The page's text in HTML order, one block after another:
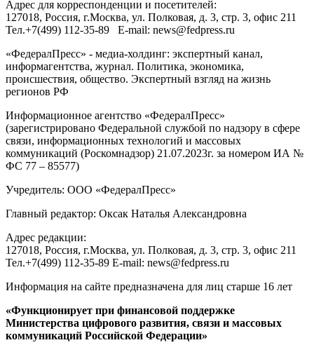
Адрес для корреспонденции и посетителей:
127018, Россия, г.Москва, ул. Полковая, д. 3, стр. 3, офис 211
Тел.+7(499) 112-35-89 E-mail: news@fedpress.ru
«ФедералПресс» - медиа-холдинг: экспертный канал,
информагентства, журнал. Политика, экономика,
происшествия, общество. Экспертный взгляд на жизнь
регионов РФ
Информационное агентство «ФедералПресс»
(зарегистрировано Федеральной службой по надзору в сфере
связи, информационных технологий и массовых
коммуникаций (Роскомнадзор) 21.07.2023г. за номером ИА №
ФС 77 – 85577)
Учредитель: ООО «ФедералПресс»
Главный редактор: Оксак Наталья Александровна
Адрес редакции:
127018, Россия, г.Москва, ул. Полковая, д. 3, стр. 3, офис 211
Тел.+7(499) 112-35-89 E-mail: news@fedpress.ru
Информация на сайте предназначена для лиц старше 16 лет
«Функционирует при финансовой поддержке
Министерства цифрового развития, связи и массовых
коммуникаций Российской Федерации»